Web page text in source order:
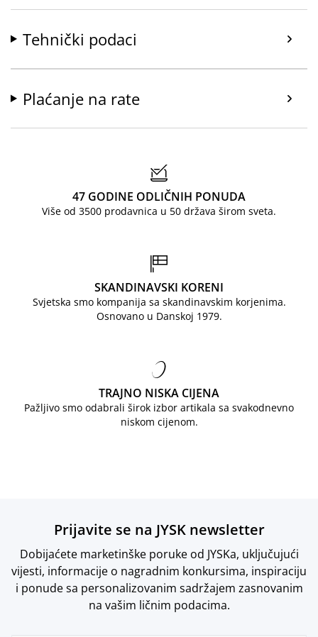
Tehnički podaci
Plaćanje na rate
47 GODINE ODLIČNIH PONUDA
Više od 3500 prodavnica u 50 država širom sveta.
SKANDINAVSKI KORENI
Svjetska smo kompanija sa skandinavskim korjenima.
Osnovano u Danskoj 1979.
TRAJNO NISKA CIJENA
Pažljivo smo odabrali širok izbor artikala sa svakodnevno
niskom cijenom.
Prijavite se na JYSK newsletter
Dobijaćete marketinške poruke od JYSKa, uključujući
vijesti, informacije o nagradnim konkursima, inspiraciju
i ponude sa personalizovanim sadržajem zasnovanim
na vašim ličnim podacima.